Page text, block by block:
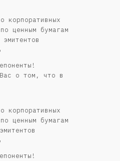
корпоративных
ценным бумагам
эмитентов
о том, что в
корпоративных
ценным бумагам